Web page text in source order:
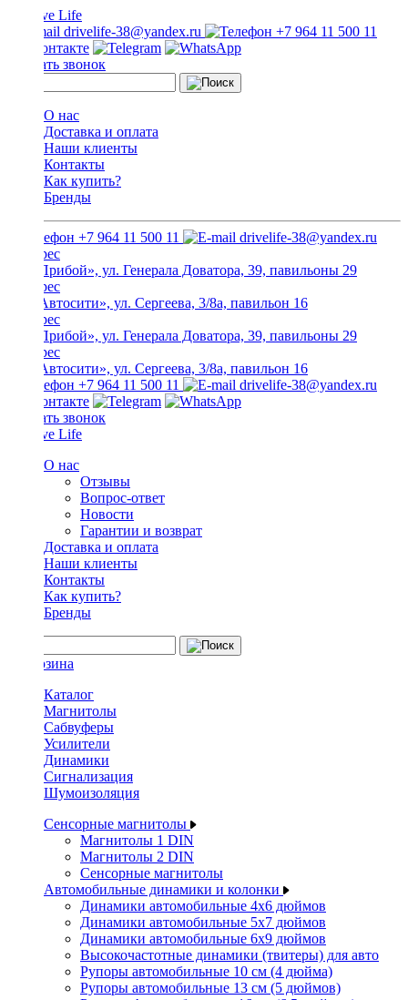
drivelife-38@yandex.ru +7 964 11 500 11
Заказать звонок
О нас
Доставка и оплата
Наши клиенты
Контакты
Как купить?
Бренды
+7 964 11 500 11 drivelife-38@yandex.ru
ТЦ «Прибой», ул. Генерала Доватора, 39, павильоны 29
ТЦ «Автосити», ул. Сергеева, 3/8а, павильон 16
ТЦ «Прибой», ул. Генерала Доватора, 39, павильоны 29
ТЦ «Автосити», ул. Сергеева, 3/8а, павильон 16
+7 964 11 500 11
drivelife-38@yandex.ru
Заказать звонок
О нас
Отзывы
Вопрос-ответ
Новости
Гарантии и возврат
Доставка и оплата
Наши клиенты
Контакты
Как купить?
Бренды
Каталог
Магнитолы
Сабвуферы
Усилители
Динамики
Сигнализация
Шумоизоляция
Сенсорные магнитолы
Магнитолы 1 DIN
Магнитолы 2 DIN
Сенсорные магнитолы
Автомобильные динамики и колонки
Динамики автомобильные 4x6 дюймов
Динамики автомобильные 5x7 дюймов
Динамики автомобильные 6x9 дюймов
Высокочастотные динамики (твитеры) для авто
Рупоры автомобильные 10 см (4 дюйма)
Рупоры автомобильные 13 см (5 дюймов)